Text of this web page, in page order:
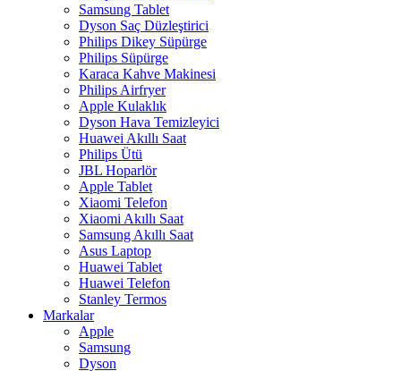
Samsung Tablet
Dyson Saç Düzleştirici
Philips Dikey Süpürge
Philips Süpürge
Karaca Kahve Makinesi
Philips Airfryer
Apple Kulaklık
Dyson Hava Temizleyici
Huawei Akıllı Saat
Philips Ütü
JBL Hoparlör
Apple Tablet
Xiaomi Telefon
Xiaomi Akıllı Saat
Samsung Akıllı Saat
Asus Laptop
Huawei Tablet
Huawei Telefon
Stanley Termos
Markalar
Apple
Samsung
Dyson